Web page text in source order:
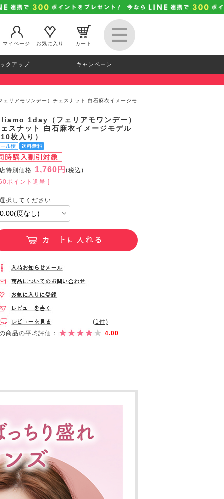
マイページ お気に入り カート
クアップ キャンペーン
リアモワンデー）チェスナット 白石麻衣イメージモ
1day（フェリアモワンデー）
スナット 白石麻衣イメージモデル
枚入り）
特別価格 1,760円 (税込)
ポイント進呈 ]
(1件)
商品の平均評価：
4.00